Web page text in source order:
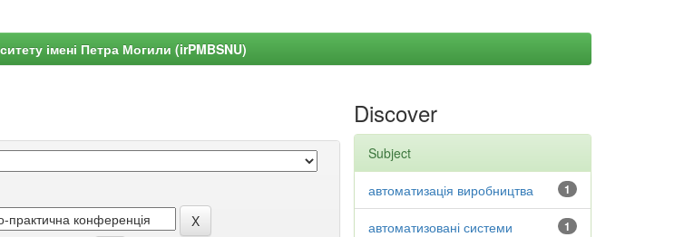
імені Петра Могили (irPMBSNU)
Discover
Subject
1
автоматизація виробництва
1
автоматизовані системи